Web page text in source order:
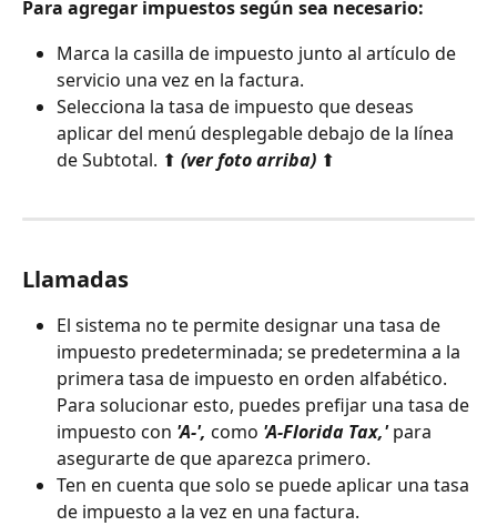
Para agregar impuestos según sea necesario:
Marca la casilla de impuesto junto al artículo de
servicio una vez en la factura.
Selecciona la tasa de impuesto que deseas
aplicar del menú desplegable debajo de la línea
de Subtotal. ⬆ (ver foto arriba) ⬆
Llamadas
El sistema no te permite designar una tasa de
impuesto predeterminada; se predetermina a la
primera tasa de impuesto en orden alfabético.
Para solucionar esto, puedes prefijar una tasa de
impuesto con 'A-', como 'A-Florida Tax,' para
asegurarte de que aparezca primero.
Ten en cuenta que solo se puede aplicar una tasa
de impuesto a la vez en una factura.